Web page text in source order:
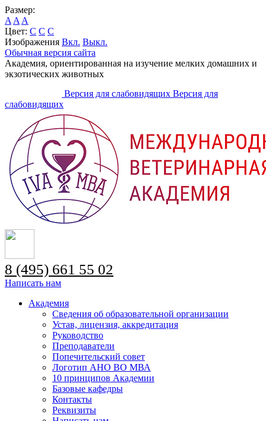
Размер:
A A A
Цвет: C C C
Изображения Вкл. Выкл.
Обычная версия сайта
Академия, ориентированная на изучение мелких домашних и
экзотических животных
Версия для слабовидящих Версия для
слабовидящих
8 (495) 661 55 02
Написать нам
Академия
Сведения об образовательной организации
Устав, лицензия, аккредитация
Руководство
Преподаватели
Попечительский совет
Логотип АНО ВО МВА
10 принципов Академии
Базовые кафедры
Контакты
Реквизиты